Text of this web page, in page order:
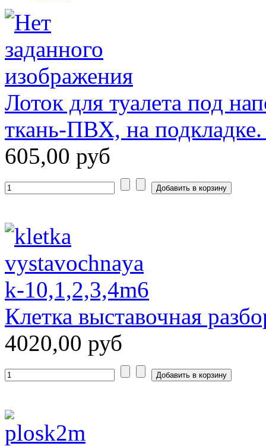
Лоток для туалета под
ткань-ПВХ, на
605,00 руб
Клетка выставочная
4020,00 руб